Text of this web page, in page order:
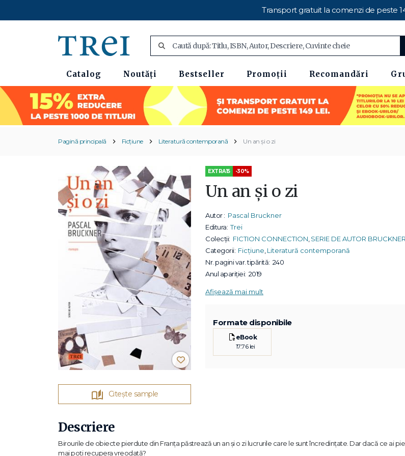
Transport gratuit la comenzi de peste
Catalog Noutăți Bestseller Promoții Recomandări
Pagină principală Ficțiune Literatură contemporană Un an și o zi
Citește sample
EXTRA15 -30%
Un an și o zi
Autor : Pascal Bruckner
Editura: Trei
Colecții: FICTION CONNECTION SERIE DE AUTOR BRUCKNER
Categorii: Ficțiune Literatură contemporană
Nr. pagini var. tipărită: 240
Anul apariției: 2019
Afișează mai mult
Formate disponibile
eBook
17.76 lei
Descriere
Birourile de obiecte pierdute din Franța păstrează un an şi o zi lucrurile care le sunt încredințate. Dar dacă ce ai
mai poți recupera vreodată?